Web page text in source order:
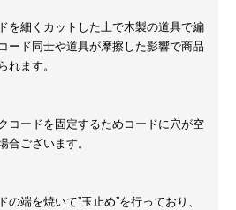
を細くカットした上で木製の道具で編
ード同士や道具が摩擦した影響で商品
れます。
コードを固定するためコードに穴が空
合ございます。
端を焼いて”玉止め”を行っており、